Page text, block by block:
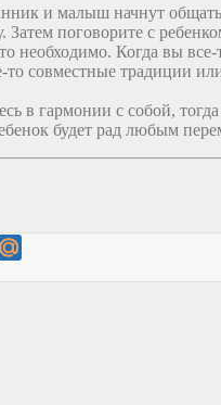
и малыш начнут
поговорите с
необходимо. Когда вы
совместные традиции
в гармонии с собой,
будет рад любым